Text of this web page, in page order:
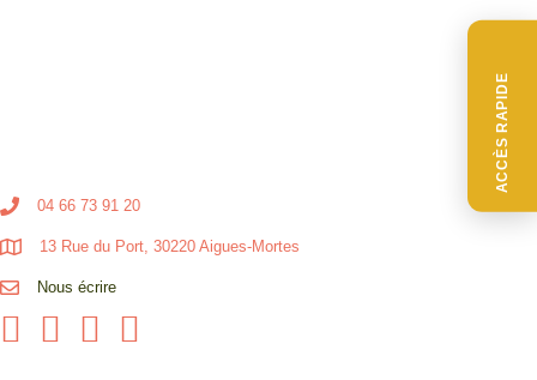
ACCÈS RAPIDE
04 66 73 91 20
13 Rue du Port, 30220 Aigues-Mortes
Nous écrire